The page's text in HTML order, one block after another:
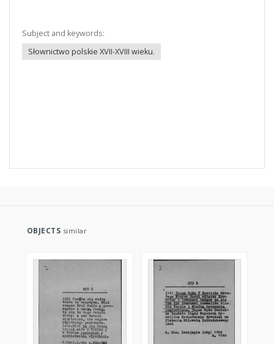
Subject and keywords:
Słownictwo polskie XVII-XVIII wieku.
OBJECTS similar